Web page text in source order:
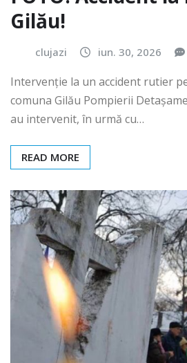
Gilău!
clujazi iun. 30, 2026
Intervenție la un accident rutier
comuna Gilău Pompierii
au intervenit, în urmă cu…
READ MORE